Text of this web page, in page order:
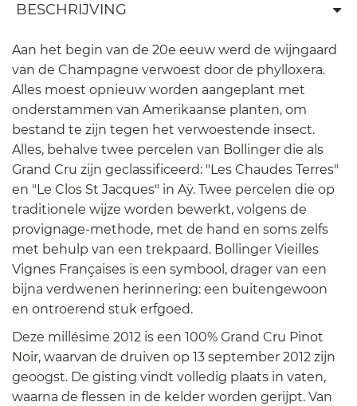
BESCHRIJVING
Aan het begin van de 20e eeuw werd de wijngaard
van de Champagne verwoest door de phylloxera.
Alles moest opnieuw worden aangeplant met
onderstammen van Amerikaanse planten, om
bestand te zijn tegen het verwoestende insect.
Alles, behalve twee percelen van Bollinger die als
Grand Cru zijn geclassificeerd: "Les Chaudes Terres"
en "Le Clos St Jacques" in Aÿ. Twee percelen die op
traditionele wijze worden bewerkt, volgens de
provignage-methode, met de hand en soms zelfs
met behulp van een trekpaard. Bollinger Vieilles
Vignes Françaises is een symbool, drager van een
bijna verdwenen herinnering: een buitengewoon
en ontroerend stuk erfgoed.
Deze millésime 2012 is een 100% Grand Cru Pinot
Noir, waarvan de druiven op 13 september 2012 zijn
geoogst. De gisting vindt volledig plaats in vaten,
waarna de flessen in de kelder worden gerijpt. Van